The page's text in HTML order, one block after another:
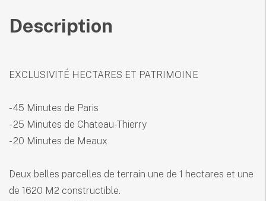
Description
EXCLUSIVITÉ HECTARES ET PATRIMOINE
- 45 Minutes de Paris
- 25 Minutes de Chateau-Thierry
- 20 Minutes de Meaux
Deux belles parcelles de terrain une de 1 hectares et une
de 1620 M2 constructible.